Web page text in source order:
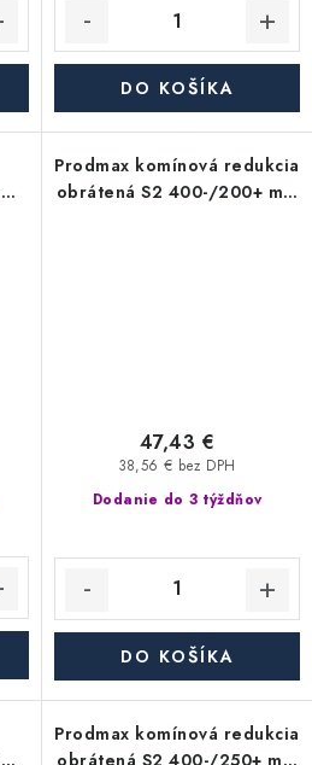
DO KOŠÍKA
Prodmax komínová redukcia
obrátená S2 400-/200+ mm
Dodanie do 3 týždňov
38,56 € bez DPH
47,43 €
DO KOŠÍKA
Prodmax komínová redukcia
obrátená S2 400-/250+ mm